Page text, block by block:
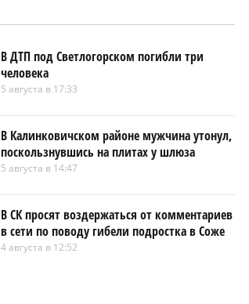
В ДТП под Светлогорском погибли три
человека
5 августа в 17:33
В Калинковичском районе мужчина утонул,
поскользнувшись на плитах у шлюза
5 августа в 14:47
В СК просят воздержаться от комментариев
в сети по поводу гибели подростка в Соже
4 августа в 12:52